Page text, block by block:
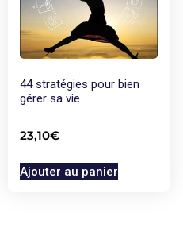
44 stratégies pour bien
gérer sa vie
23,10€
Ajouter au panier